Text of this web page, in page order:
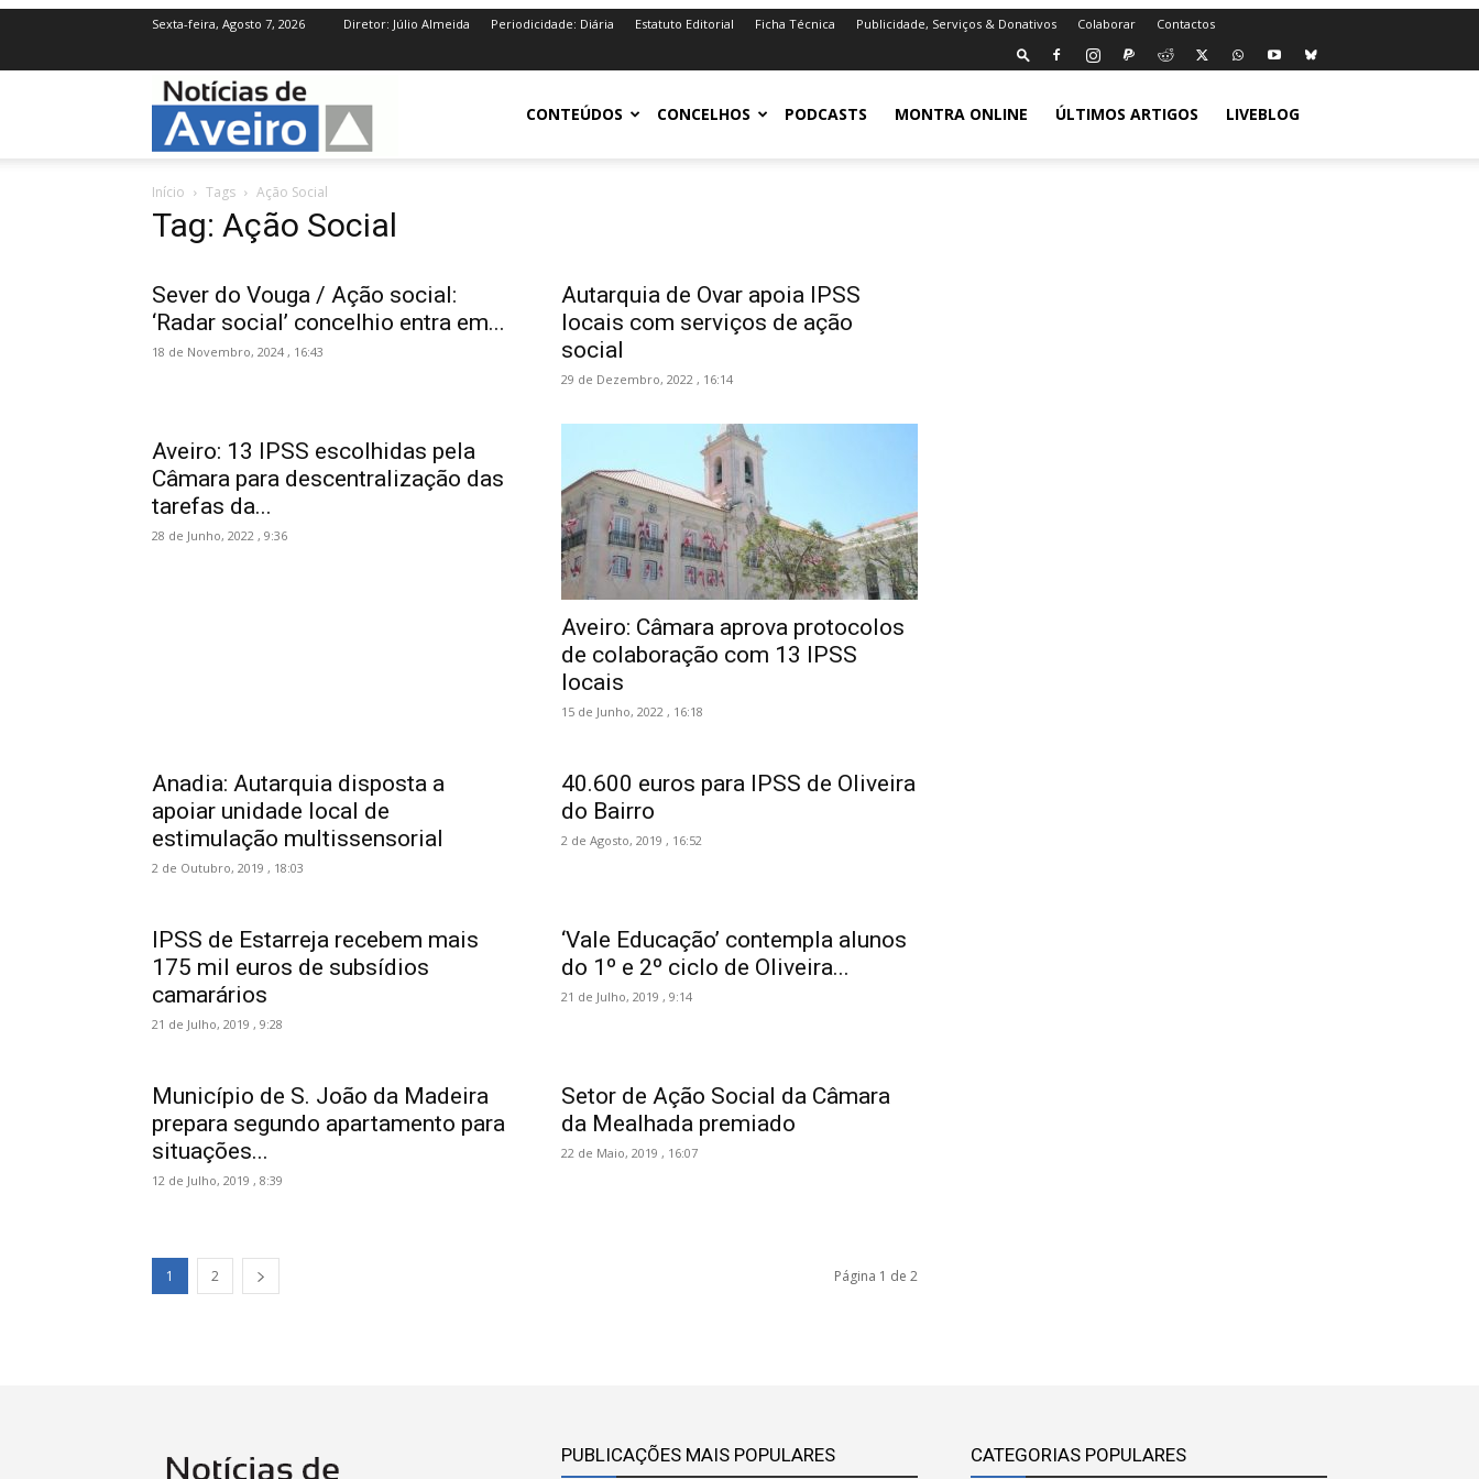
Sexta-feira, Agosto 7, 2026 Diretor: Júlio Almeida Periodicidade: Diária Estatuto Editorial Ficha Técnica Publicidade, Serviços & Donativos Colaborar Contactos
NotíciasdeAveiro.ptCONTEÚDOS CONCELHOS PODCASTS MONTRA ONLINE ÚLTIMOS ARTIGOS LIVEBLOG
Início Tags Ação Social
Tag: Ação Social
Sever do Vouga / Ação social:
‘Radar social’ concelhio entra em...
18 de Novembro, 2024 , 16:43
Autarquia de Ovar apoia IPSS
locais com serviços de ação
social
29 de Dezembro, 2022 , 16:14
Aveiro: 13 IPSS escolhidas pela
Câmara para descentralização das
tarefas da...
28 de Junho, 2022 , 9:36
Aveiro: Câmara aprova protocolos
de colaboração com 13 IPSS
locais
15 de Junho, 2022 , 16:18
Anadia: Autarquia disposta a
apoiar unidade local de
estimulação multissensorial
2 de Outubro, 2019 , 18:03
40.600 euros para IPSS de Oliveira
do Bairro
2 de Agosto, 2019 , 16:52
IPSS de Estarreja recebem mais
175 mil euros de subsídios
camarários
21 de Julho, 2019 , 9:28
‘Vale Educação’ contempla alunos
do 1º e 2º ciclo de Oliveira...
21 de Julho, 2019 , 9:14
Município de S. João da Madeira
prepara segundo apartamento para
situações...
12 de Julho, 2019 , 8:39
Setor de Ação Social da Câmara
da Mealhada premiado
22 de Maio, 2019 , 16:07
1 2 Página 1 de 2
PUBLICAÇÕES MAIS POPULARES CATEGORIAS POPULARES